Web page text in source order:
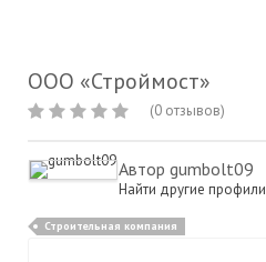
ООО «Строймост»
(0 отзывов)
Автор gumbolt09
Найти другие профили
Строительная компания